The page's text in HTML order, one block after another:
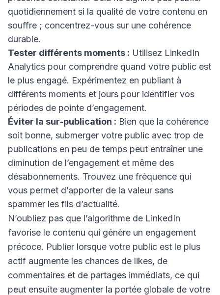
quotidiennement si la qualité de votre contenu en
souffre ; concentrez-vous sur une cohérence
durable.
Tester différents moments : Utilisez LinkedIn
Analytics pour comprendre quand votre public est
le plus engagé. Expérimentez en publiant à
différents moments et jours pour identifier vos
périodes de pointe d’engagement.
Éviter la sur-publication : Bien que la cohérence
soit bonne, submerger votre public avec trop de
publications en peu de temps peut entraîner une
diminution de l’engagement et même des
désabonnements. Trouvez une fréquence qui
vous permet d’apporter de la valeur sans
spammer les fils d’actualité.
N’oubliez pas que l’algorithme de LinkedIn
favorise le contenu qui génère un engagement
précoce. Publier lorsque votre public est le plus
actif augmente les chances de likes, de
commentaires et de partages immédiats, ce qui
peut ensuite augmenter la portée globale de votre